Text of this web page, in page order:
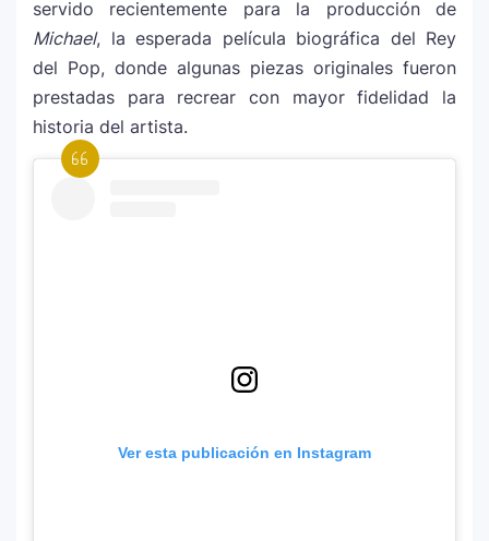
servido recientemente para la producción de
Michael, la esperada película biográfica del Rey
del Pop, donde algunas piezas originales fueron
prestadas para recrear con mayor fidelidad la
historia del artista.
Ver esta publicación en Instagram